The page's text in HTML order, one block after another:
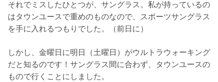
それでミスしたひとつが、サングラス。私が持っているの
はタウンユースで重めのものなので、スポーツサングラス
を手に入れるつもりでした。（前日に）
しかし、金曜日に明日（土曜日）がウルトラウォーキング
だと知るのです！サングラス間に合わず、タウンユースの
もので行くことにしました。